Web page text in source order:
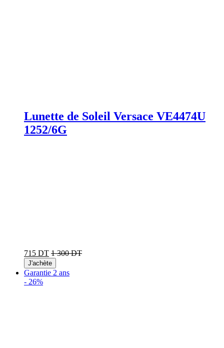
Lunette de Soleil Versace VE4474U
1252/6G
715 DT 1 300 DT
J'achète
Garantie 2 ans
- 26%